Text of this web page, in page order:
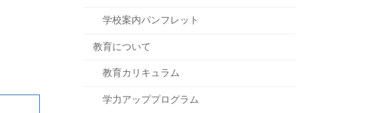
学校案内パンフレット
教育について
教育カリキュラム
学力アッププログラム